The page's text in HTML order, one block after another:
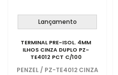
Lançamento
TERMINAL PRE-ISOL. 4MM
ILHOS CINZA DUPLO PZ-
TE4012 PCT C/100
PENZEL / PZ-TE4012 CINZA